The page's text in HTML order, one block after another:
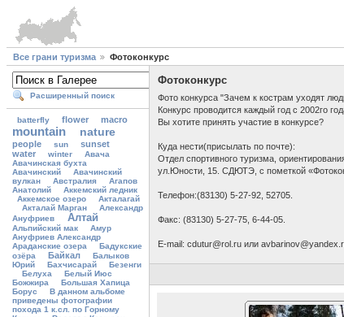
Все грани туризма Фотоконкурс
Расширенный поиск
batterfly flower macro
mountain nature
people sun
sunset
water
winter
Авача
Авачинская бухта
Авачинский
Авачинский
вулкан
Австралия
Агапов
Анатолий
Аккемский ледник
Аккемское озеро
Акталагай
Акталай Марган
Александр
Ануфриев
Алтай
Альпийский мак
Амур
Ануфриев Александр
Араданские озера
Бадукские
озёра
Байкал
Балыков
Юрий
Бахчисарай
Безенги
Белуха
Белый Июс
Божжира
Большая Хапица
Борус
В данном альбоме
приведены фотографии
похода 1 к.сл. по Горному
Фотоконкурс
Фото конкурса "Зачем к кострам уходят
Конкурс проводится каждый год с 2002го
Вы хотите принять участие в конкурсе?
Куда нести(присылать по почте):
Отдел спортивного туризма,
ул.Юности, 15. СДЮТЭ, с пометкой
Телефон:(83130) 5-27-92, 52705.
Факс: (83130) 5-27-75, 6-44-05.
E-mail: cdutur@rol.ru или